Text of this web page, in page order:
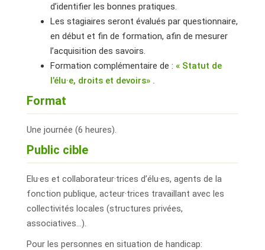
d’identifier les bonnes pratiques.
Les stagiaires seront évalués par questionnaire,
en début et fin de formation, afin de mesurer
l’acquisition des savoirs.
Formation complémentaire de : « Statut de
l’élu·e, droits et devoirs» .
Format
Une journée (6 heures).
Public cible
Elu·es et collaborateur·trices d’élu·es, agents de la
fonction publique, acteur·trices travaillant avec les
collectivités locales (structures privées,
associatives…).
Pour les personnes en situation de handicap: